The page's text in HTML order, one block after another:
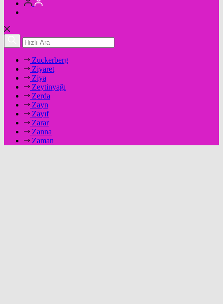
Zuckerberg
Ziyaret
Ziya
Zeytinyağı
Zerda
Zayn
Zayıf
Zarar
Zanna
Zaman